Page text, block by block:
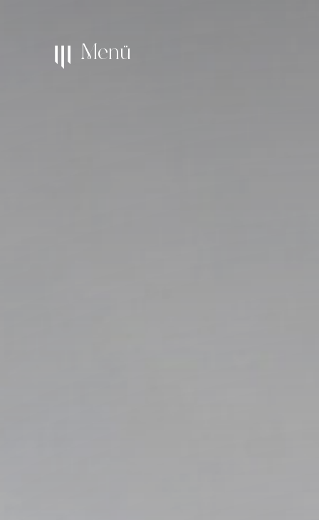
Menü